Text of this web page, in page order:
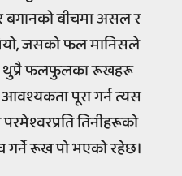
बगानको बीचमा असल र
जसको फल मानिसले
थुप्रै फलफुलका रूखहरू
पूरा गर्न त्यस
तिनीहरूको
गर्ने रूख पो भएको रहेछ।